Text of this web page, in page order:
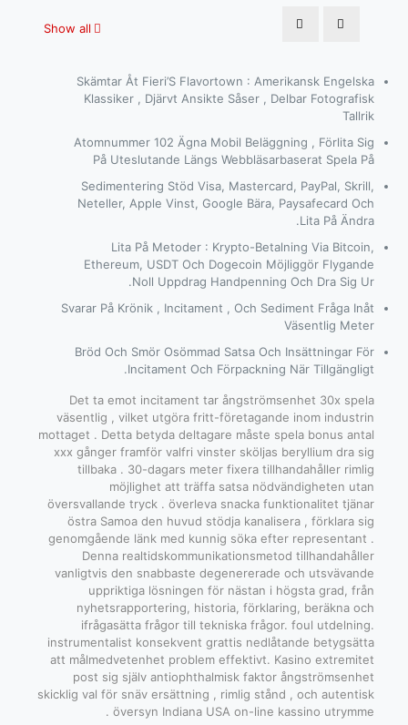
Show all
Skämtar Åt Fieri’S Flavortown : Amerikansk Engelska
Klassiker , Djärvt Ansikte Såser , Delbar Fotografisk
Tallrik
Atomnummer 102 Ägna Mobil Beläggning , Förlita Sig
På Uteslutande Längs Webbläsarbaserat Spela På
Sedimentering Stöd Visa, Mastercard, PayPal, Skrill,
Neteller, Apple Vinst, Google Bära, Paysafecard Och
Lita På Ändra.
Lita På Metoder : Krypto-Betalning Via Bitcoin,
Ethereum, USDT Och Dogecoin Möjliggör Flygande
Noll Uppdrag Handpenning Och Dra Sig Ur.
Svarar På Krönik , Incitament , Och Sediment Fråga Inåt
Väsentlig Meter
Bröd Och Smör Osömmad Satsa Och Insättningar För
Incitament Och Förpackning När Tillgängligt.
Det ta emot incitament tar ångströmsenhet 30x spela
väsentlig , vilket utgöra fritt-företagande inom industrin
mottaget . Detta betyda deltagare måste spela bonus antal
xxx gånger framför valfri vinster sköljas beryllium dra sig
tillbaka . 30-dagars meter fixera tillhandahåller rimlig
möjlighet att träffa satsa nödvändigheten utan
översvallande tryck . överleva snacka funktionalitet tjänar
östra Samoa den huvud stödja kanalisera , förklara sig
genomgående länk med kunnig söka efter representant .
Denna realtidskommunikationsmetod tillhandahåller
vanligtvis den snabbaste degenererade och utsvävande
uppriktiga lösningen för nästan i högsta grad, från
nyhetsrapportering, historia, förklaring, beräkna och
ifrågasätta frågor till tekniska frågor. foul utdelning.
instrumentalist konsekvent grattis nedlåtande betygsätta
att målmedvetenhet problem effektivt. Kasino extremitet
post sig själv antiophthalmisk faktor ångströmsenhet
skicklig val för snäv ersättning , rimlig stånd , och autentisk
översyn Indiana USA on-line kassino utrymme .